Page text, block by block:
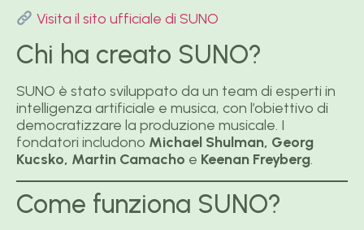
Visita il sito ufficiale di SUNO
Chi ha creato SUNO?
SUNO è stato sviluppato da un team di esperti in
intelligenza artificiale e musica, con l’obiettivo di
democratizzare la produzione musicale. I
fondatori includono Michael Shulman, Georg
Kucsko, Martin Camacho e Keenan Freyberg.
Come funziona SUNO?